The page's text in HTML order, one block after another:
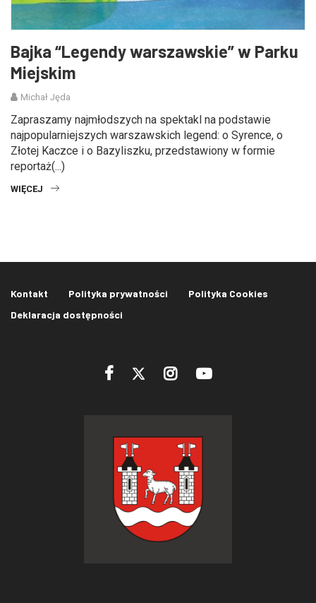
Bajka “Legendy warszawskie” w Parku
Miejskim
Michał Jęda
Zapraszamy najmłodszych na spektakl na podstawie
najpopularniejszych warszawskich legend: o Syrence, o
Złotej Kaczce i o Bazyliszku, przedstawiony w formie
reportaż(...)
WIĘCEJ
Kontakt Polityka prywatności
Polityka Cookies
Deklaracja dostępności